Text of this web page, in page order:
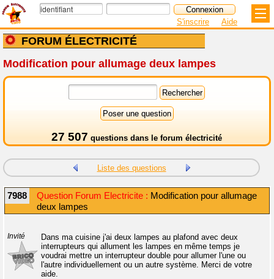
FORUM ÉLECTRICITÉ
S'inscrire Aide
Modification pour allumage deux lampes
27 507 questions dans le forum électricité
Liste des questions
7988 Question Forum Electricite : Modification pour allumage
deux lampes
Invité
Dans ma cuisine j'ai deux lampes au plafond avec deux
interrupteurs qui allument les lampes en même temps je
voudrai mettre un interrupteur double pour allumer l'une ou
l'autre individuellement ou un autre système. Merci de votre
aide.